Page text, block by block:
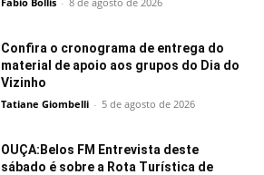
Confira o cronograma de entrega do
material de apoio aos grupos do Dia do
Vizinho
Tatiane Giombelli - 5 de agosto de 2026
OUÇA:Belos FM Entrevista deste
sábado é sobre a Rota Turística de